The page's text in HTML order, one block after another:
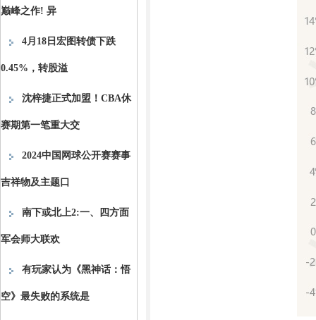
巅峰之作! 异
4月18日宏图转债下跌
0.45%，转股溢
沈梓捷正式加盟！CBA休
赛期第一笔重大交
2024中国网球公开赛赛事
吉祥物及主题口
南下或北上2:一、四方面
军会师大联欢
有玩家认为《黑神话：悟
空》最失败的系统是